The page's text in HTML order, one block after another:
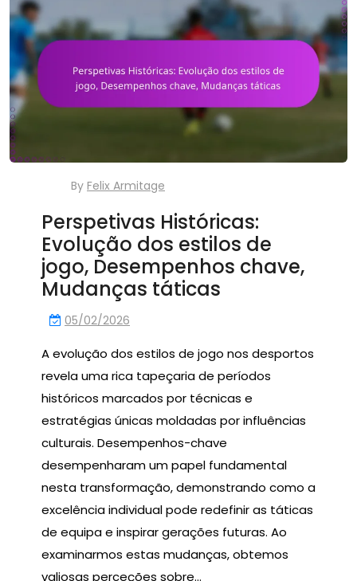
By Felix Armitage
Perspetivas Históricas:
Evolução dos estilos de
jogo, Desempenhos chave,
Mudanças táticas
05/02/2026
A evolução dos estilos de jogo nos desportos
revela uma rica tapeçaria de períodos
históricos marcados por técnicas e
estratégias únicas moldadas por influências
culturais. Desempenhos-chave
desempenharam um papel fundamental
nesta transformação, demonstrando como a
excelência individual pode redefinir as táticas
de equipa e inspirar gerações futuras. Ao
examinarmos estas mudanças, obtemos
valiosas perceções sobre…